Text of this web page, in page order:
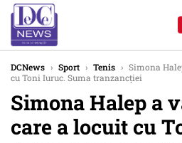
DCNews › Sport › Tenis › Simona
cu Toni Iuruc. Suma tranzancției
Simona Halep a
care a locuit cu